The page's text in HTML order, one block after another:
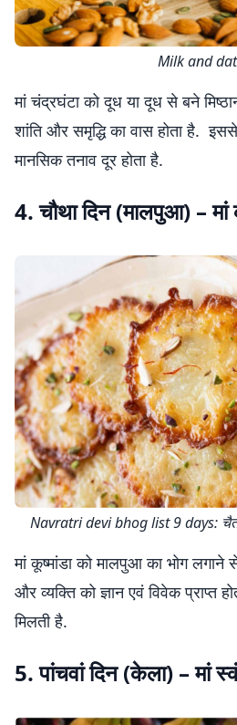
Milk and
मां चंद्रघंटा को दूध या दूध से बने
शांति और समृद्धि का वास होता है.
मानसिक तनाव दूर होता है.
4. चौथा दिन (मालपुआ) – मां
Navratri devi bhog list 9 days:
मां कूष्मांडा को मालपुआ का भोग लगाने
और व्यक्ति को ज्ञान एवं विवेक प्राप्त
मिलती है.
5. पांचवां दिन (केला) – मां